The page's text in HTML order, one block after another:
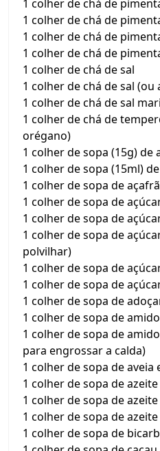
1 colher de chá de
1 colher de chá de
1 colher de chá de
1 colher de chá de
1 colher de chá de sal
1 colher de chá de sal (ou
1 colher de chá de sal
1 colher de chá de
orégano)
1 colher de sopa (15g) de
1 colher de sopa (15ml)
1 colher de sopa de
1 colher de sopa de
1 colher de sopa de
1 colher de sopa de
polvilhar)
1 colher de sopa de
1 colher de sopa de
1 colher de sopa de
1 colher de sopa de
1 colher de sopa de
para engrossar a calda)
1 colher de sopa de aveia
1 colher de sopa de azeite
1 colher de sopa de
1 colher de sopa de
1 colher de sopa de